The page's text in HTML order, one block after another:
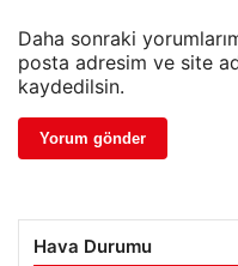
Daha sonraki
posta adresim ve site
kaydedilsin.
Hava Durumu